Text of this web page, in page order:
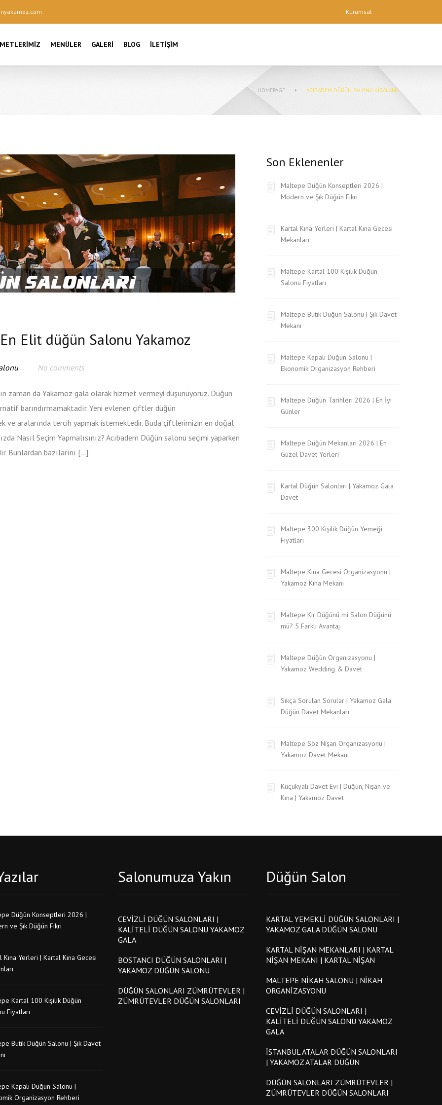
Kurumsal
MENÜLER GALERI BLOG İLETIŞIM
HOMEPAGE ACIBADEM DÜĞÜN SALONU KIRALAMA
Elit düğün Salonu Yakamoz
No comments
zaman da Yakamoz gala olarak hizmet vermeyi düşünüyoruz. Düğün
barındırmamaktadır. Yeni evlenen çiftler düğün
ve aralarında tercih yapmak istemektedir. Buda çiftlerimizin en doğal
Nasıl Seçim Yapmalısınız? Acıbadem Düğün salonu seçimi yaparken
Bunlardan bazılarını […]
Son Eklenenler
Maltepe Düğün Konseptleri 2026 |
Modern ve Şık Düğün Fikri
Kartal Kına Yerleri | Kartal Kına Gecesi
Mekanları
Maltepe Kartal 100 Kişilik Düğün
Salonu Fiyatları
Maltepe Butik Düğün Salonu | Şık Davet
Mekanı
Maltepe Kapalı Düğün Salonu |
Ekonomik Organizasyon Rehberi
Maltepe Düğün Tarihleri 2026 | En İyi
Günler
Maltepe Düğün Mekanları 2026 | En
Güzel Davet Yerleri
Kartal Düğün Salonları | Yakamoz Gala
Davet
Maltepe 300 Kişilik Düğün Yemeği
Fiyatları
Maltepe Kına Gecesi Organizasyonu |
Yakamoz Kına Mekanı
Maltepe Kır Düğünü mi Salon Düğünü
mü? 5 Farklı Avantaj
Maltepe Düğün Organizasyonu |
Yakamoz Wedding & Davet
Sıkça Sorulan Sorular | Yakamoz Gala
Düğün Davet Mekanları
Maltepe Söz Nişan Organizasyonu |
Yakamoz Davet Mekanı
Küçükyalı Davet Evi | Düğün, Nişan ve
Kına | Yakamoz Davet
Düğün Konseptleri 2026 |
ve Şık Düğün Fikri
Kına Yerleri | Kartal Kına Gecesi
Kartal 100 Kişilik Düğün
Fiyatları
Butik Düğün Salonu | Şık Davet
Kapalı Düğün Salonu |
Organizasyon Rehberi
Salonumuza Yakın
CEVIZLI DÜĞÜN SALONLARI |
KALITELI DÜĞÜN SALONU YAKAMOZ
GALA
BOSTANCI DÜĞÜN SALONLARI |
YAKAMOZ DÜĞÜN SALONU
DÜĞÜN SALONLARI ZÜMRÜTEVLER |
ZÜMRÜTEVLER DÜĞÜN SALONLARI
Düğün Salon
KARTAL YEMEKLI DÜĞÜN SALONLARI |
YAKAMOZ GALA DÜĞÜN SALONU
KARTAL NIŞAN MEKANLARI | KARTAL
NIŞAN MEKANI | KARTAL NIŞAN
MALTEPE NIKAH SALONU | NIKAH
ORGANIZASYONU
CEVIZLI DÜĞÜN SALONLARI |
KALITELI DÜĞÜN SALONU YAKAMOZ
GALA
İSTANBUL ATALAR DÜĞÜN SALONLARI
| YAKAMOZ ATALAR DÜĞÜN
DÜĞÜN SALONLARI ZÜMRÜTEVLER |
ZÜMRÜTEVLER DÜĞÜN SALONLARI